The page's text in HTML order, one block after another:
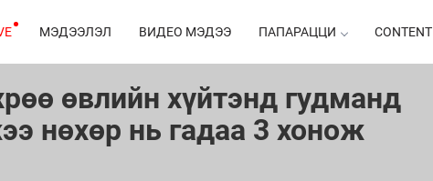
МЭДЭЭЛЭЛ ВИДЕО МЭДЭЭ ПАПАРАЦЦИ CONTENT
өвлийн хүйтэнд гудманд
нөхөр нь гадаа 3 хонож